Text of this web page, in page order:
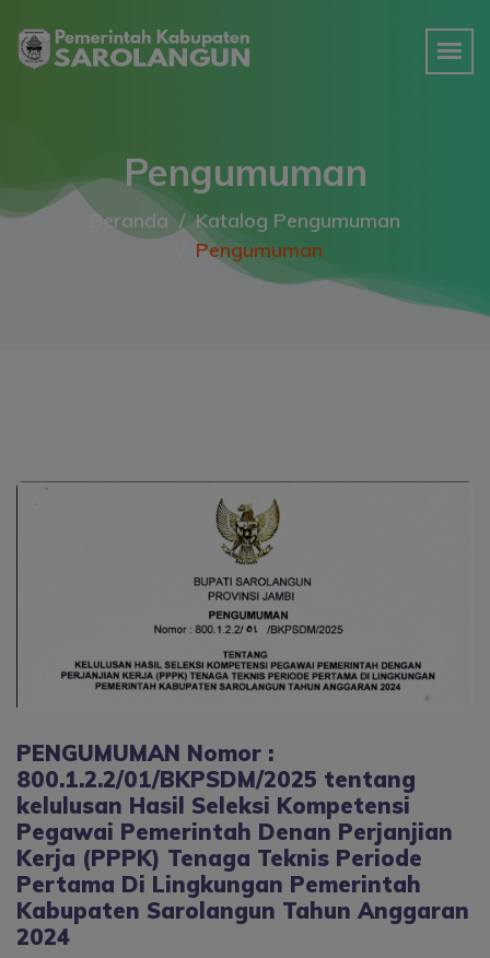
Pengumuman
Beranda
Katalog Pengumuman
Pengumuman
PENGUMUMAN Nomor :
800.1.2.2/01/BKPSDM/2025 tentang
kelulusan Hasil Seleksi Kompetensi
Pegawai Pemerintah Denan Perjanjian
Kerja (PPPK) Tenaga Teknis Periode
Pertama Di Lingkungan Pemerintah
Kabupaten Sarolangun Tahun Anggaran
2024